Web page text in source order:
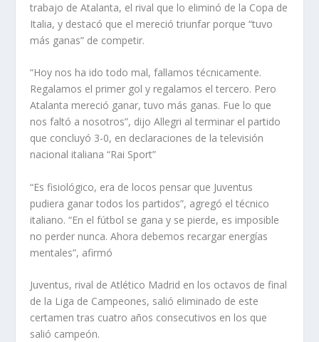
trabajo de Atalanta, el rival que lo eliminó de la Copa de
Italia, y destacó que el mereció triunfar porque “tuvo
más ganas” de competir.
“Hoy nos ha ido todo mal, fallamos técnicamente.
Regalamos el primer gol y regalamos el tercero. Pero
Atalanta mereció ganar, tuvo más ganas. Fue lo que
nos faltó a nosotros”, dijo Allegri al terminar el partido
que concluyó 3-0, en declaraciones de la televisión
nacional italiana “Rai Sport”
“Es fisiológico, era de locos pensar que Juventus
pudiera ganar todos los partidos”, agregó el técnico
italiano. “En el fútbol se gana y se pierde, es imposible
no perder nunca. Ahora debemos recargar energías
mentales”, afirmó
Juventus, rival de Atlético Madrid en los octavos de final
de la Liga de Campeones, salió eliminado de este
certamen tras cuatro años consecutivos en los que
salió campeón.